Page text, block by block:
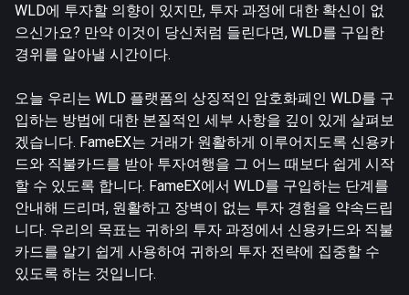
WLD에 투자할 의향이 있지만, 투자 과정에 대한 확신이 없
으신가요? 만약 이것이 당신처럼 들린다면, WLD를 구입한
경위를 알아낼 시간이다.
오늘 우리는 WLD 플랫폼의 상징적인 암호화폐인 WLD를 구
입하는 방법에 대한 본질적인 세부 사항을 깊이 있게 살펴보
겠습니다. FameEX는 거래가 원활하게 이루어지도록 신용카
드와 직불카드를 받아 투자여행을 그 어느 때보다 쉽게 시작
할 수 있도록 합니다. FameEX에서 WLD를 구입하는 단계를
안내해 드리며, 원활하고 장벽이 없는 투자 경험을 약속드립
니다. 우리의 목표는 귀하의 투자 과정에서 신용카드와 직불
카드를 알기 쉽게 사용하여 귀하의 투자 전략에 집중할 수
있도록 하는 것입니다.